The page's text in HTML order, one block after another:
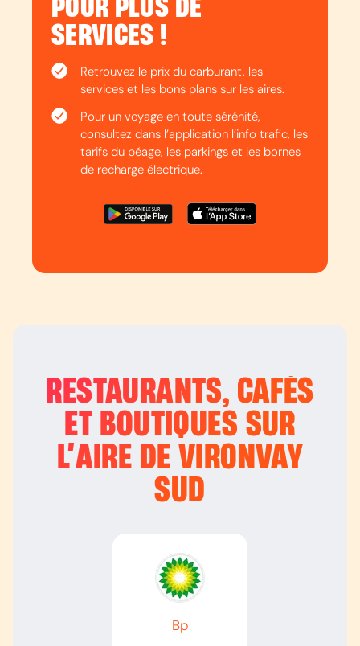
POUR PLUS DE
SERVICES !
Retrouvez le prix du carburant, les
services et les bons plans sur les aires.
Pour un voyage en toute sérénité,
consultez dans l’application l’info trafic, les
tarifs du péage, les parkings et les bornes
de recharge électrique.
RESTAURANTS, CAFÉS
ET BOUTIQUES SUR
L’AIRE DE VIRONVAY
SUD
Bp